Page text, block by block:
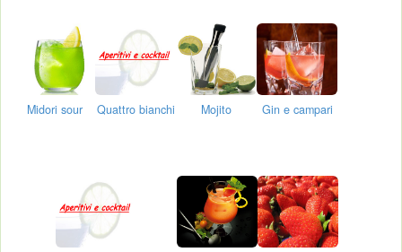
Midori sour Quattro bianchi Mojito Gin e campari